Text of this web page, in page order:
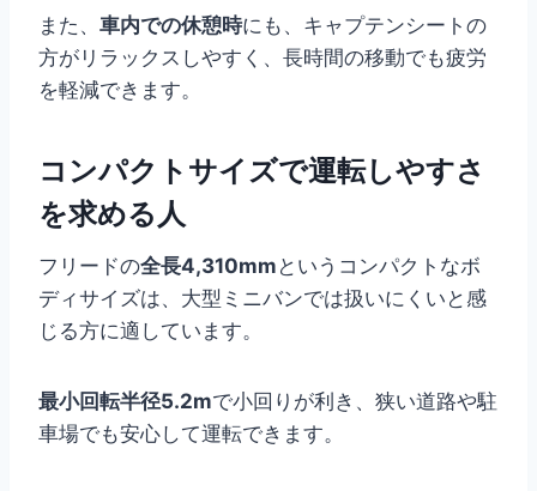
また、 車内での休憩時にも、キャプテンシートの
方がリラックスしやすく、長時間の移動でも疲労
を軽減できます。
コンパクトサイズで運転しやすさ
を求める人
フリードの全長4,310mm というコンパクトなボ
ディサイズは、大型ミニバンでは扱いにくいと感
じる方に適しています。
最小回転半径5.2mで小回りが利き、狭い道路や駐
車場でも安心して運転できます。